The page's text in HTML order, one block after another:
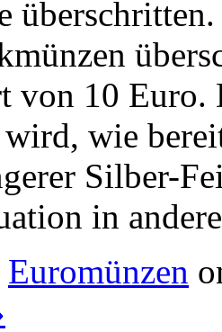
von 10 Euro.
wie
Silber-
in
Euromünzen